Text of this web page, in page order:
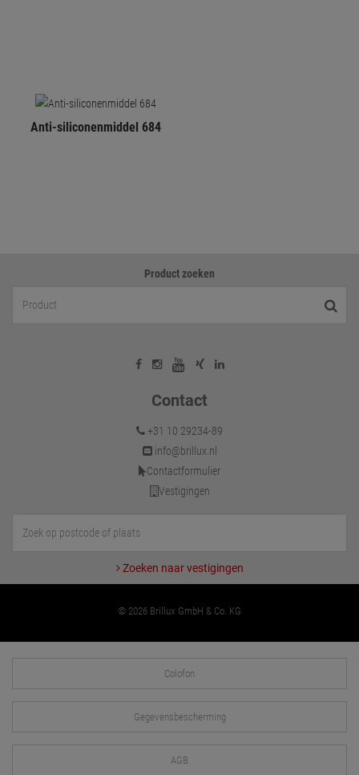
Anti-siliconenmiddel 684
Product zoeken
Contact
+31 10 29234-89
info@brillux.nl
Contactformulier
Vestigingen
Zoeken naar vestigingen
© 2026 Brillux GmbH & Co. KG
Colofon
Gegevensbescherming
AGB